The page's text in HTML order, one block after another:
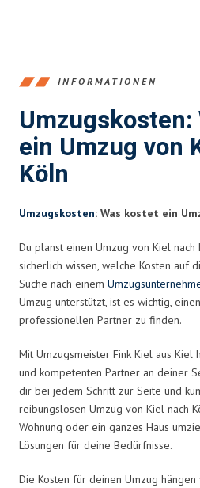
INFORMATIONEN
ein Umzug von
Köln
Umzugskosten: Was kostet ein
Du planst einen Umzug von Kiel nach
sicherlich wissen, welche Kosten auf
Suche nach einem
Umzug unterstützt, ist es wichtig,
professionellen Partner zu finden.
Mit Umzugsmeister Fink Kiel aus Kiel
und kompetenten Partner an deiner
dir bei jedem Schritt zur Seite und
reibungslosen Umzug von Kiel nach
Wohnung oder ein ganzes Haus
Lösungen für deine Bedürfnisse.
Die Kosten für deinen Umzug